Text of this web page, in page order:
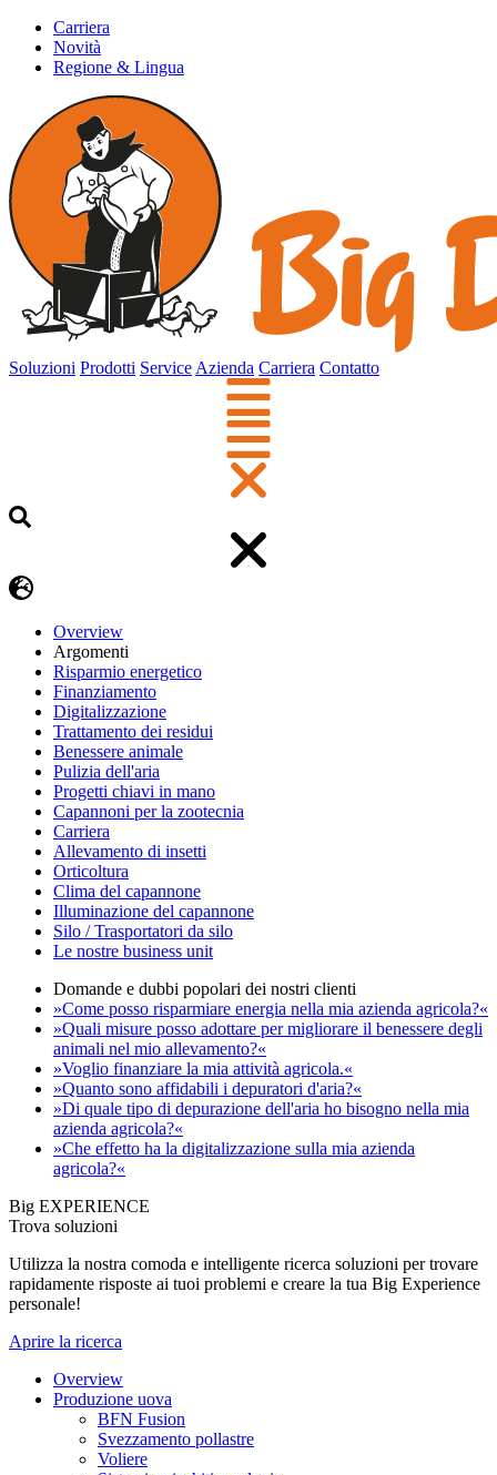
Carriera
Novità
Regione & Lingua
Soluzioni Prodotti Service Azienda Carriera Contatto
Overview
Argomenti
Risparmio energetico
Finanziamento
Digitalizzazione
Trattamento dei residui
Benessere animale
Pulizia dell'aria
Progetti chiavi in mano
Capannoni per la zootecnia
Carriera
Allevamento di insetti
Orticoltura
Clima del capannone
Illuminazione del capannone
Silo / Trasportatori da silo
Le nostre business unit
Domande e dubbi popolari dei nostri clienti
»Come posso risparmiare energia nella mia azienda agricola?«
»Quali misure posso adottare per migliorare il benessere degli
animali nel mio allevamento?«
»Voglio finanziare la mia attività agricola.«
»Quanto sono affidabili i depuratori d'aria?«
»Di quale tipo di depurazione dell'aria ho bisogno nella mia
azienda agricola?«
»Che effetto ha la digitalizzazione sulla mia azienda
agricola?«
Big EXPERIENCE
Trova soluzioni
Utilizza la nostra comoda e intelligente ricerca soluzioni per trovare
rapidamente risposte ai tuoi problemi e creare la tua Big Experience
personale!
Aprire la ricerca
Overview
Produzione uova
BFN Fusion
Svezzamento pollastre
Voliere